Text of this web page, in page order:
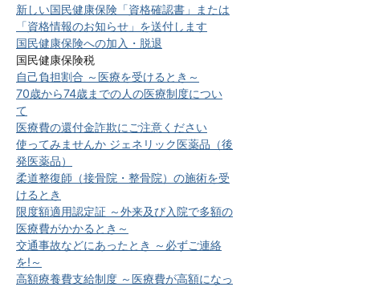
新しい国民健康保険「資格確認書」または
「資格情報のお知らせ」を送付します
国民健康保険への加入・脱退
国民健康保険税
自己負担割合 ～医療を受けるとき～
70歳から74歳までの人の医療制度につい
て
医療費の還付金詐欺にご注意ください
使ってみませんか ジェネリック医薬品（後
発医薬品）
柔道整復師（接骨院・整骨院）の施術を受
けるとき
限度額適用認定証 ～外来及び入院で多額の
医療費がかかるとき～
交通事故などにあったとき ～必ずご連絡
を!～
高額療養費支給制度 ～医療費が高額になっ